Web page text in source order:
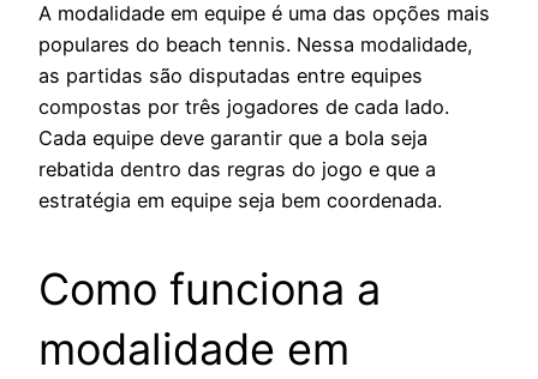
A modalidade em equipe é uma das opções mais
populares do beach tennis. Nessa modalidade,
as partidas são disputadas entre equipes
compostas por três jogadores de cada lado.
Cada equipe deve garantir que a bola seja
rebatida dentro das regras do jogo e que a
estratégia em equipe seja bem coordenada.
Como funciona a
modalidade em